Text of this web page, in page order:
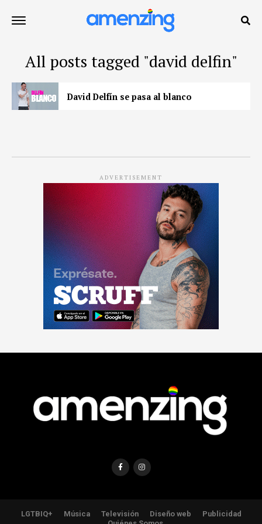
All posts tagged "david delfin"
David Delfín se pasa al blanco
ADVERTISEMENT
LGTBIQ+ Música Televisión Diseño web
Publicidad